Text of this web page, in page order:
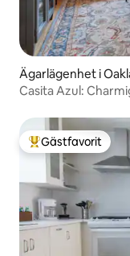
Ägarlägenhet i
Casita Azul:
Populär gästfavorit
Gästfavorit